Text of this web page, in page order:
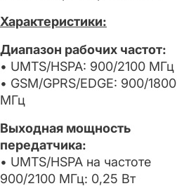
Характеристики:
Диапазон рабочих частот:
• UMTS/HSPA: 900/2100 МГц
• GSM/GPRS/EDGE: 900/1800
МГц
Выходная мощность
передатчика:
• UMTS/HSPA на частоте
900/2100 МГц: 0,25 Вт